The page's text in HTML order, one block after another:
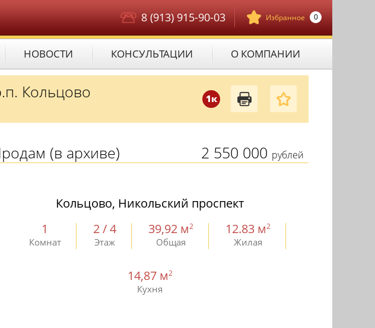
Избранное 0
8 (913) 915-90-03
НОВОСТИ КОНСУЛЬТАЦИИ О КОМПАНИИ
1к
Кольцово
2 550 000 рублей
(в архиве)
Кольцово, Никольский проспект
1
Комнат
2 / 4
Этаж
39,92 м2
Общая
12.83 м2
Жилая
14,87 м2
Кухня